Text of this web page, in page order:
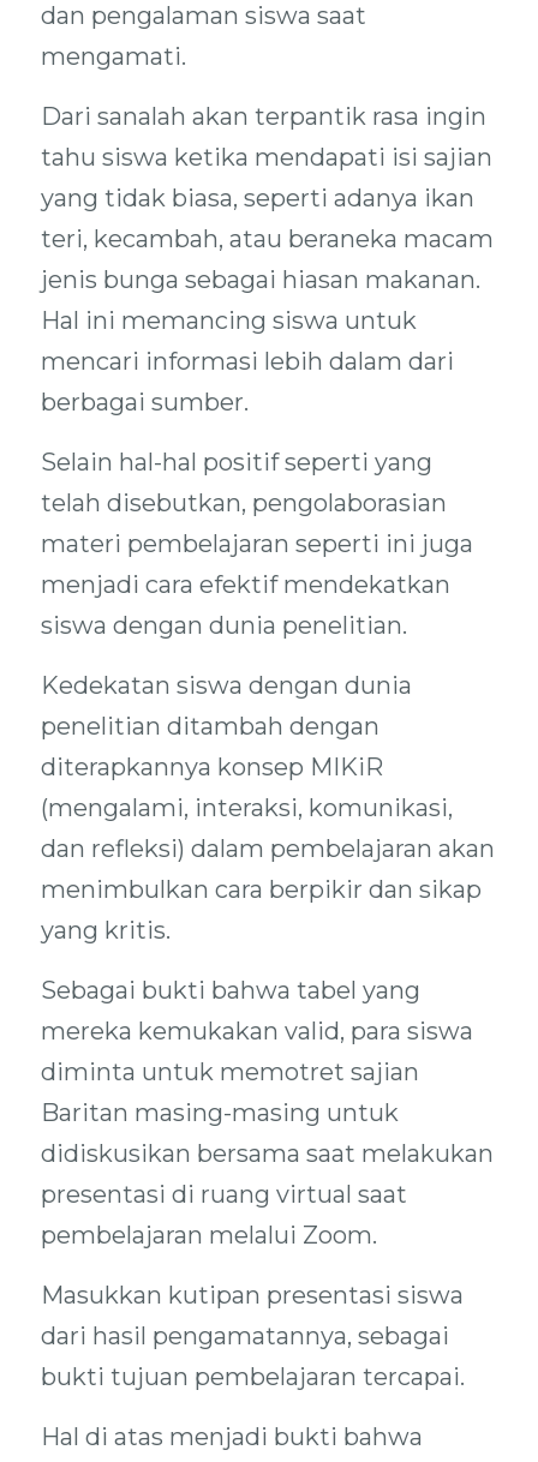
dan pengalaman siswa saat
mengamati.
Dari sanalah akan terpantik rasa ingin
tahu siswa ketika mendapati isi sajian
yang tidak biasa, seperti adanya ikan
teri, kecambah, atau beraneka macam
jenis bunga sebagai hiasan makanan.
Hal ini memancing siswa untuk
mencari informasi lebih dalam dari
berbagai sumber.
Selain hal-hal positif seperti yang
telah disebutkan, pengolaborasian
materi pembelajaran seperti ini juga
menjadi cara efektif mendekatkan
siswa dengan dunia penelitian.
Kedekatan siswa dengan dunia
penelitian ditambah dengan
diterapkannya konsep MIKiR
(mengalami, interaksi, komunikasi,
dan refleksi) dalam pembelajaran akan
menimbulkan cara berpikir dan sikap
yang kritis.
Sebagai bukti bahwa tabel yang
mereka kemukakan valid, para siswa
diminta untuk memotret sajian
Baritan masing-masing untuk
didiskusikan bersama saat melakukan
presentasi di ruang virtual saat
pembelajaran melalui Zoom.
Masukkan kutipan presentasi siswa
dari hasil pengamatannya, sebagai
bukti tujuan pembelajaran tercapai.
Hal di atas menjadi bukti bahwa